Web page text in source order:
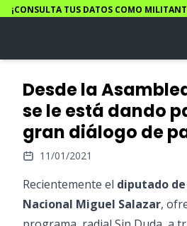
¡CONSULTA TUS DATOS COMO
Desde la
se le está dando
gran diálogo de
11/01/2021
Recientemente el diputado
Nacional Miguel Salazar,